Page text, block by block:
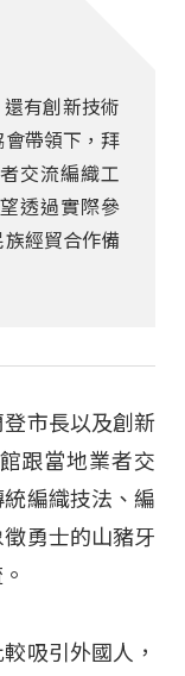
有創新技術
帶領下，拜
交流編織工
透過實際參
經貿合作備
市長以及創新
跟當地業者交
編織技法、編
勇士的山豬牙
吸引外國人，